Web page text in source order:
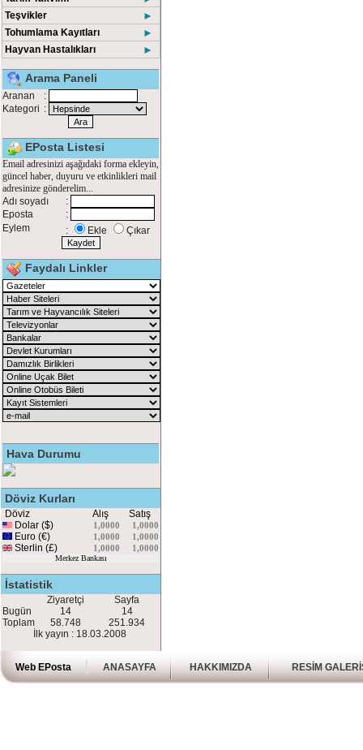
►
Teşvikler
►
Tohumlama Kayıtları
►
Hayvan Hastalıkları
Arama Paneli
Aranan
:
Kategori :
EPosta Listesi
Email adresinizi aşağıdaki forma ekleyin,
güncel haber, duyuru ve etkinlikleri mail
adresinize gönderelim...
Adı soyadı
:
Eposta
:
Eylem
: Ekle Çıkar
Faydalı Linkler
Hava Durumu
Döviz Kurları
Döviz Alış
Satış
Dolar ($)
1,0000 1,0000
Euro (€) 1,0000 1,0000
Sterlin (£) 1,0000 1,0000
Merkez Bankası
İstatistik
Ziyaretçi
Sayfa
Bugün
14
14
Toplam
58.748
251.934
İlk yayın : 18.03.2008
Web EPosta ANASAYFA HAKKIMIZDA RESİM